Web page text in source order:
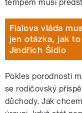
tempem musí
Fialova vláda
jen otázka, jak
Jindřich Šídlo
Pokles porodnosti
se rodičovský
důchody. Jak